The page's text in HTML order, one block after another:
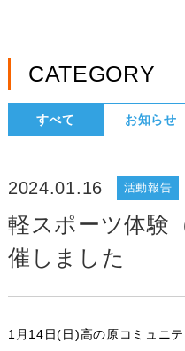
軽スポーツ体験
催しました
2024.01.16 活動報告
1月14日(日)高の原コミュニ
CATEGORY
すべて お知らせ